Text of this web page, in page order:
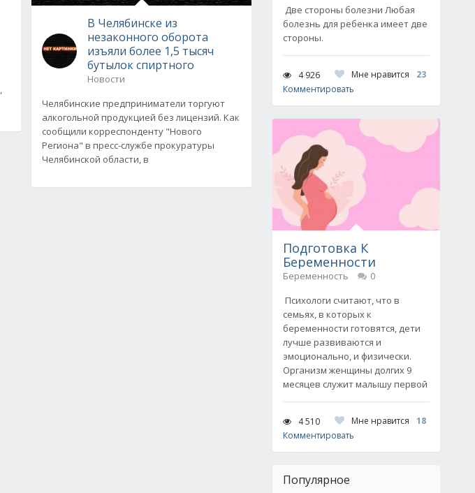
В Челябинске из
незаконного оборота
изъяли более 1,5 тысяч
бутылок спиртного
Новости
Челябинские предприниматели торгуют
алкогольной продукцией без лицензий. Как
сообщили корреспонденту "Нового
Региона" в пресс-службе прокуратуры
Челябинской области, в
Две стороны болезни Любая
болезнь для ребенка имеет две
стороны.
4 926 Мне нравится
23
Комментировать
Подготовка К
Беременности
Беременность
0
Психологи считают, что в
семьях, в которых к
беременности готовятся, дети
лучше развиваются и
эмоционально, и физически.
Организм женщины долгих 9
месяцев служит малышу первой
4 510 Мне нравится
18
Комментировать
Популярное